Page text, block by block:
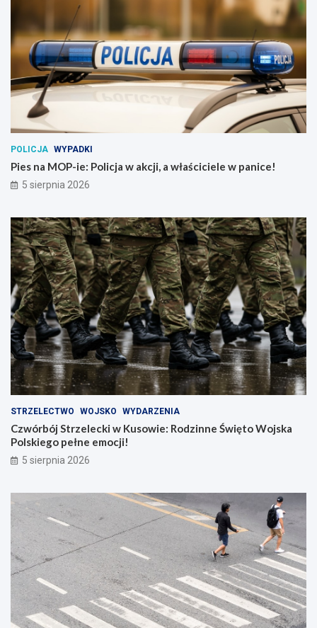
POLICJA WYPADKI
Pies na MOP-ie: Policja w akcji, a właściciele w panice!
5 sierpnia 2026
STRZELECTWO WOJSKO WYDARZENIA
Czwórbój Strzelecki w Kusowie: Rodzinne Święto Wojska
Polskiego pełne emocji!
5 sierpnia 2026